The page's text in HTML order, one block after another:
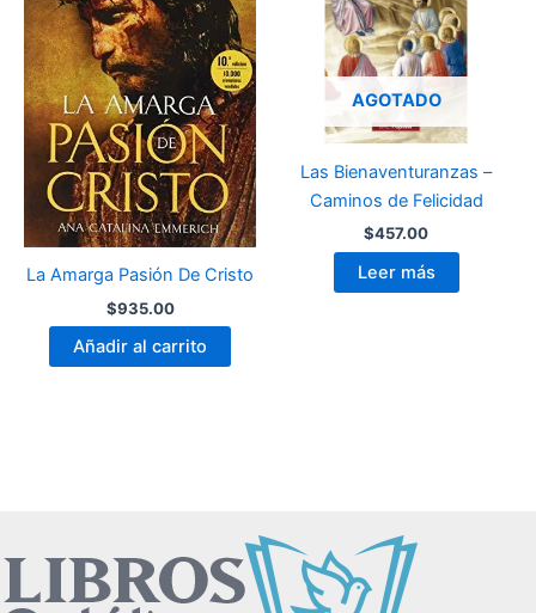
La Amarga Pasión De Cristo
$935.00
Añadir al carrito
AGOTADO
Las Bienaventuranzas –
Caminos de Felicidad
$457.00
Leer más